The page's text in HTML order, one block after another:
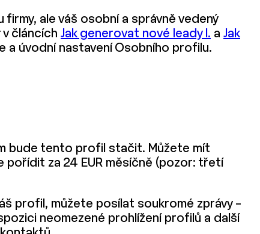
ale váš osobní a správně vedený
článcích Jak generovat nové leady I. a Jak
a úvodní nastavení Osobního profilu.
bude tento profil stačit. Můžete mít
pořídit za 24 EUR měsíčně (pozor: třetí
profil, můžete posílat soukromé zprávy –
neomezené prohlížení profilů a další